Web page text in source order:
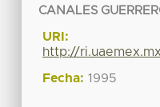
CANALES
URI:
http://
Fecha: 1995